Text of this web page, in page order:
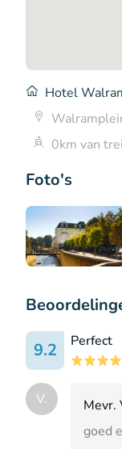
Foto's
9.2
Perfect
V.
Mevr.
goed
Hotel
0km van